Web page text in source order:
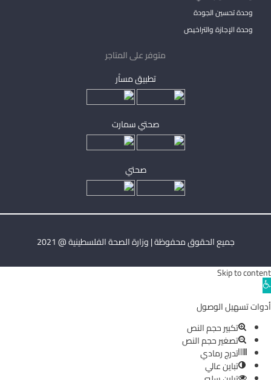
وحدة تحسين الجودة
وحدة الإجازة والتراخيص
متوفر على المتاجر
تطبيق مساْر
صحتي سمارت
صحتي
جميع الحقوق محفوظة | وزارة الصحة الفلسطينية @ 2021
Skip to content
Open
toolbar
أدوات تسهيل الوصول
تكبير حجم النص
تصغير حجم النص
تدرج رمادي
تباين عالي